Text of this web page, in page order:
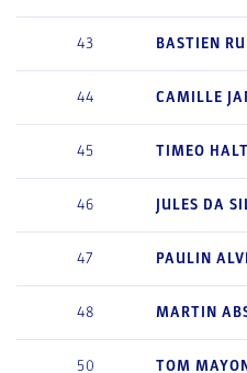
43 BASTIEN
44 CAMILLE
45 TIMEO
46 JULES DA
47 PAULIN
48 MARTIN
50 TOM